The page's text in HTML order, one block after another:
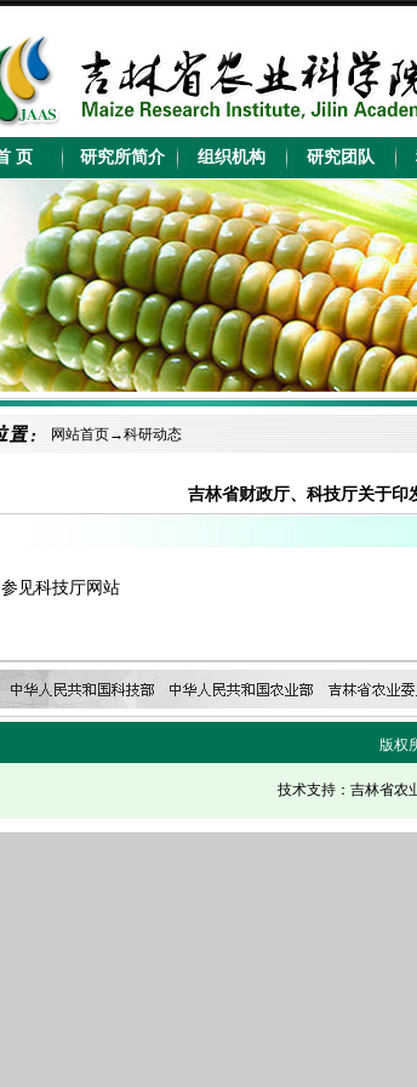
网站首页→科研动态
吉林省财政厅、科技厅关于印
参见科技厅网站
版权
技术支持：吉林省农